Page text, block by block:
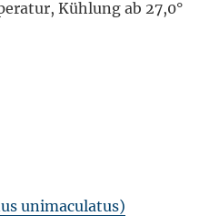
Kühlung ab 27,0°
unimaculatus)